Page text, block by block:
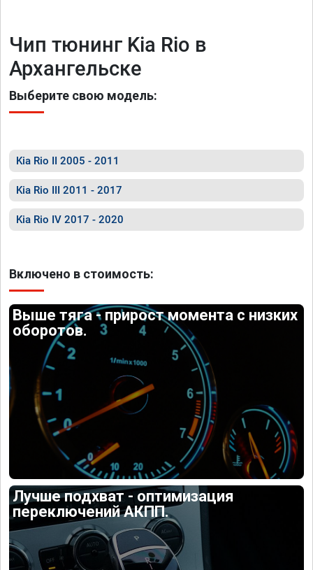
Чип тюнинг Kia Rio в
Архангельске
Выберите свою модель:
Kia Rio II 2005 - 2011
Kia Rio III 2011 - 2017
Kia Rio IV 2017 - 2020
Включено в стоимость:
Выше тяга - прирост момента с низких
оборотов.
Лучше подхват - оптимизация
переключений АКПП.